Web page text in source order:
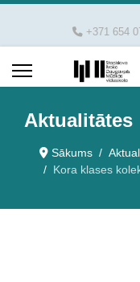
+371 654
Aktualitātes
Sākums
Kora klases